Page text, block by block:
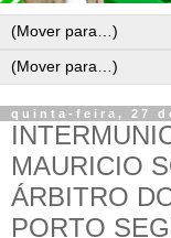
quinta-feira, 27
MAURICIO
ÁRBITRO
PORTO